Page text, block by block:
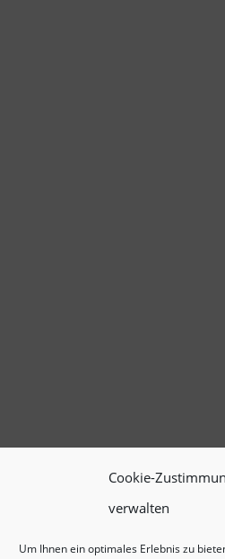
Cookie-
verwalten
Um Ihnen ein optimales Erlebnis zu